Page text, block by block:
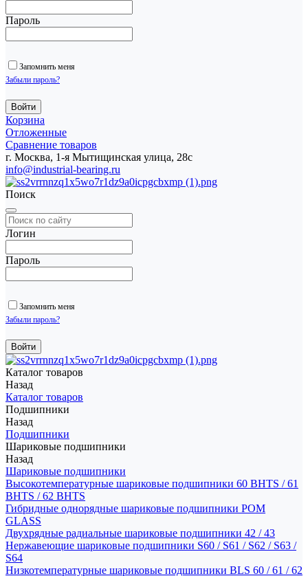
Пароль
Запомнить меня
Забыли пароль?
Корзина
Отложенные
Сравнение товаров
г. Москва, 1-я Мытищинская улица, 28с
info@industrial-bearing.ru
Поиск
Логин
Пароль
Запомнить меня
Забыли пароль?
Каталог товаров
Назад
Каталог товаров
Подшипники
Назад
Подшипники
Шариковые подшипники
Назад
Шариковые подшипники
Высокотемпературные шариковые подшипники 60 BHTS / 61
BHTS / 62 BHTS
Гибридные однорядные шариковые подшипники POM
GLASS
Двухрядные радиальные шариковые подшипники 42 / 43
Нержавеющие шариковые подшипники S60 / S61 / S62 / S63 /
S64
Низкотемпературные шариковые подшипники BLS 60 / 61 / 62